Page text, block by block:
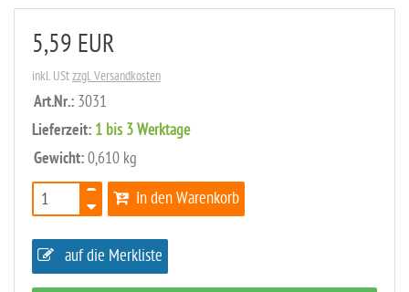
5,59 EUR
inkl. UStzzgl. Versandkosten
Art.Nr.: 3031
Lieferzeit: 1 bis 3 Werktage
Gewicht: 0,610 kg
In den Warenkorb
auf die Merkliste